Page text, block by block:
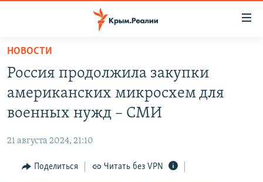
Вернуться
основному
содержанию
Вернутся
главной
навигации
Вернутся
СПЕЦПРОЕКТЫ
11 ЛЕТ ОККУПАЦИИ КРЫМА. 11 ИСТОРИЙ СОПРОТИВЛЕНИЯ
ВОДА
ЕЩЕ
ИНТЕРАКТИВ
РАДІО СВОБОДА
НОВОСТИ
Россия продолжила закупки
американских микросхем для
военных нужд – СМИ
21 августа 2024, 21:10
Поделиться Читать без VPN